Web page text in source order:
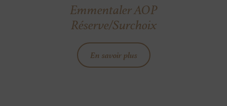
Emmentaler AOP
Réserve/Surchoix
En savoir plus